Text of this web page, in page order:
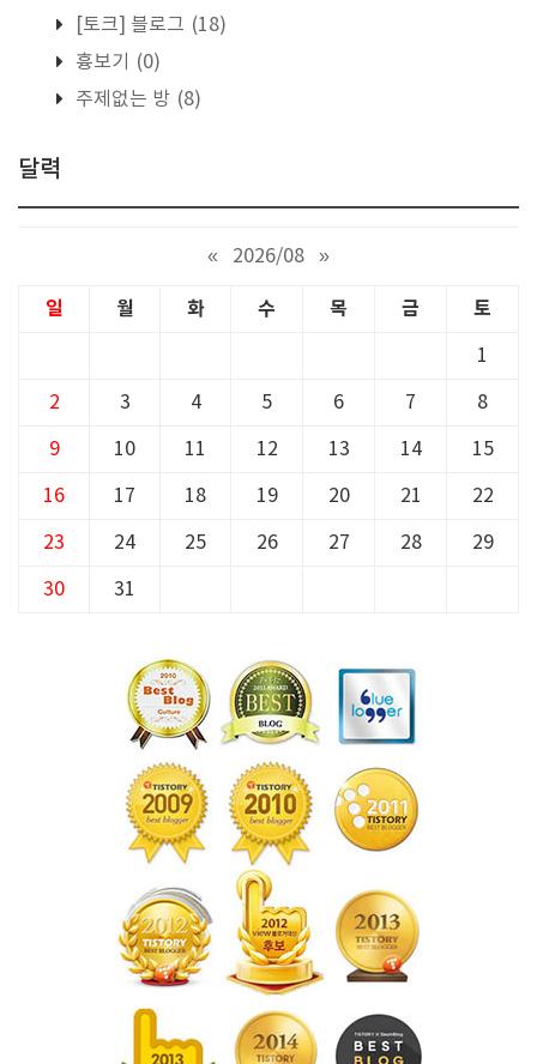
[토크] 블로그 (18)
흉보기
(0)
주제없는 방 (8)
달력
« 2026/08 »
일 월 화 수 목 금 토
1
2 3 4 5 6 7 8
9 10 11 12 13 14 15
16 17 18 19 20 21 22
23 24 25 26 27 28 29
30 31